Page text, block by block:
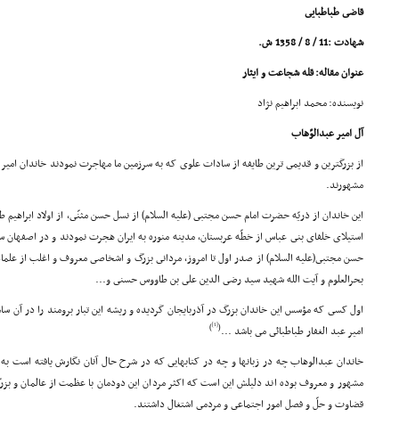
قاضى طباطبایى
شهادت :11 / 8 / 1358 ش.
عنوان مقاله: قله شجاعت و ایثار
نویسنده: محمد ابراهیم نژاد
آل امیر عبدالوّهاب
از بزرگترین و قدیمى ترین طایفه از سادات علوى که به سرزمین ما مهاجرت نمودند خاندان
مشهورند.
این خاندان از ذریّه حضرت امام حسن مجتبى (علیه السلام) از نسل حسن مثنّى، از اولاد ابراهیم
استیلاى خلفاى بنى عباس از خطّه عربستان، مدینه منوره به ایران هجرت نمودند و در اصفهان
حسن مجتبى(علیه السلام) از صدر اول تا امروز، مردانى بزرگ و اشخاصى معروف و اغلب از
بحرالعلوم و آیت الله شهید سید رضى الدین على بن طاووس حسنى و...
اول کسى که مؤسس این خاندان بزرگ در آذربایجان گردیده و ریشه این تبار برومند را در آن
امیر عبد الغفار طباطبائى مى باشد ...(
[1]
)
خاندان عبدالوهاب چه در زبانها و چه در کتابهایى که در شرح حال آنان نگارش یافته است
مشهور و معروف بوده اند دلیلش این است که اکثر مردان این دودمان با عظمت از عالمان و
قضاوت و حلّ و فصل امور اجتماعى و مردمى اشتغال داشتند.